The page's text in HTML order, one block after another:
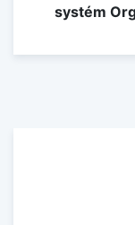
systém